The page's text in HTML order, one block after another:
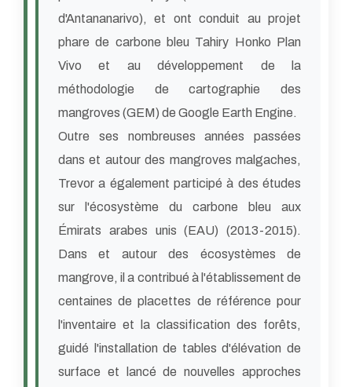
d'Antananarivo), et ont conduit au projet
phare de carbone bleu Tahiry Honko Plan
Vivo et au développement de la
méthodologie de cartographie des
mangroves (GEM) de Google Earth Engine.
Outre ses nombreuses années passées
dans et autour des mangroves malgaches,
Trevor a également participé à des études
sur l'écosystème du carbone bleu aux
Émirats arabes unis (EAU) (2013-2015).
Dans et autour des écosystèmes de
mangrove, il a contribué à l'établissement de
centaines de placettes de référence pour
l'inventaire et la classification des forêts,
guidé l'installation de tables d'élévation de
surface et lancé de nouvelles approches